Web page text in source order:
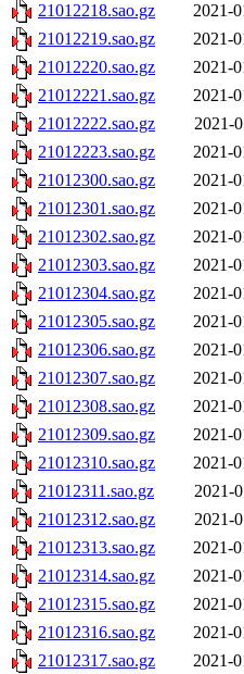
21012218.sao.gz
2021-
21012219.sao.gz
2021-
21012220.sao.gz
2021-
21012221.sao.gz
2021-
21012222.sao.gz
2021-
21012223.sao.gz
2021-
21012300.sao.gz
2021-
21012301.sao.gz
2021-
21012302.sao.gz
2021-
21012303.sao.gz
2021-
21012304.sao.gz
2021-
21012305.sao.gz
2021-
21012306.sao.gz
2021-
21012307.sao.gz
2021-
21012308.sao.gz
2021-
21012309.sao.gz
2021-
21012310.sao.gz
2021-
21012311.sao.gz
2021-
21012312.sao.gz
2021-
21012313.sao.gz
2021-
21012314.sao.gz
2021-
21012315.sao.gz
2021-
21012316.sao.gz
2021-
21012317.sao.gz
2021-